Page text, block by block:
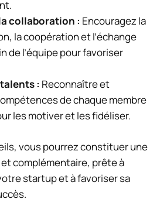
collaboration : Encouragez la
la coopération et l’échange
de l’équipe pour favoriser
: Reconnaître et
de chaque membre
les motiver et les fidéliser.
vous pourrez constituer une
complémentaire, prête à
startup et à favoriser sa